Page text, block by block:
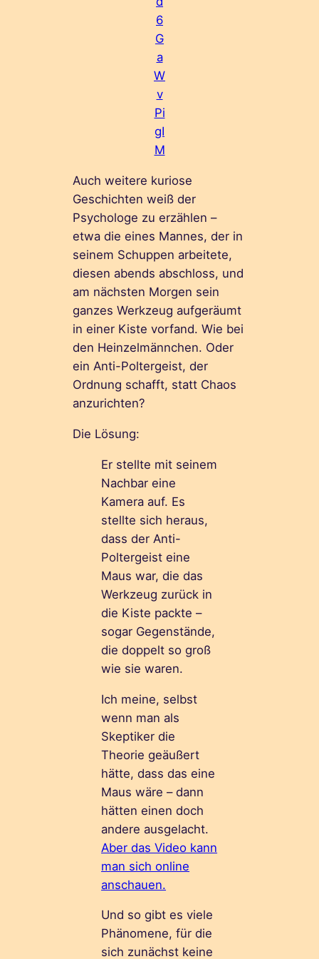
6
G
a
W
v
Pi
gI
M
Auch weitere kuriose
Geschichten weiß der
Psychologe zu erzählen –
etwa die eines Mannes, der in
seinem Schuppen arbeitete,
diesen abends abschloss, und
am nächsten Morgen sein
ganzes Werkzeug aufgeräumt
in einer Kiste vorfand. Wie bei
den Heinzelmännchen. Oder
ein Anti-Poltergeist, der
Ordnung schafft, statt Chaos
anzurichten?
Die Lösung:
Er stellte mit seinem
Nachbar eine
Kamera auf. Es
stellte sich heraus,
dass der Anti-
Poltergeist eine
Maus war, die das
Werkzeug zurück in
die Kiste packte –
sogar Gegenstände,
die doppelt so groß
wie sie waren.
Ich meine, selbst
wenn man als
Skeptiker die
Theorie geäußert
hätte, dass das eine
Maus wäre – dann
hätten einen doch
andere ausgelacht.
Aber das Video kann
man sich online
anschauen.
Und so gibt es viele
Phänomene, für die
sich zunächst keine